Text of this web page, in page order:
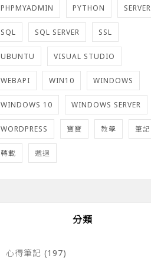
PHPMYADMIN PYTHON SERVER
SQL SQL SERVER SSL
UBUNTU VISUAL STUDIO
WEBAPI WIN10 WINDOWS
WINDOWS 10 WINDOWS SERVER
WORDPRESS 寶寶 教學 筆記
轉載 遞迴
分類
心得筆記 (197)